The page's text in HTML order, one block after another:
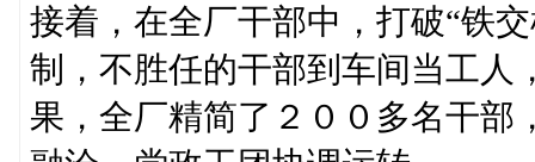
接着，在全厂干部中，打破“铁
制，不胜任的干部到车间当工人
果，全厂精简了２００多名干部